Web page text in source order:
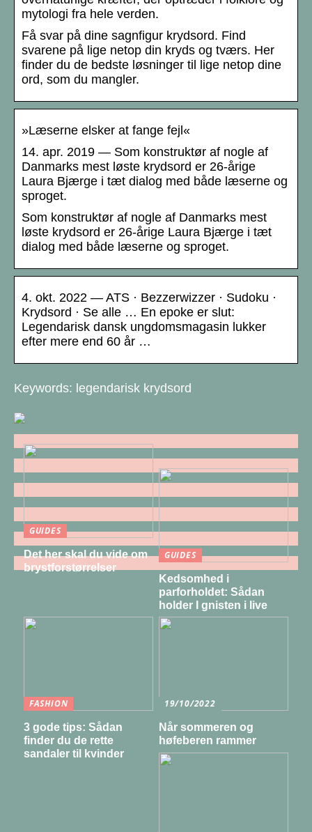
mytologi fra hele verden.
Få svar på dine sagnfigur krydsord. Find
svarene på lige netop din kryds og tværs. Her
finder du de bedste løsninger til lige netop dine
ord, som du mangler.
»Læserne elsker at fange fejl«
14. apr. 2019 — Som konstruktør af nogle af
Danmarks mest løste krydsord er 26-årige
Laura Bjærge i tæt dialog med både læserne og
sproget.
Som konstruktør af nogle af Danmarks mest
løste krydsord er 26-årige Laura Bjærge i tæt
dialog med både læserne og sproget.
4. okt. 2022 — ATS · Bezzerwizzer · Sudoku ·
Krydsord · Se alle … En epoke er slut:
Legendarisk dansk ungdomsmagasin lukker
efter mere end 60 år …
Keywords: legendarisk krydsord
GUIDES
Det her skal du vide om
brystforstørrelser
GUIDES
Kedsomhed i
parforholdet: Sådan
holder I gnisten i live
FASHION
3 gode tips: Sådan
finder du de rette
sandaler til kvinder
19/10/2022
Når sommeren og
høfeberen rammer